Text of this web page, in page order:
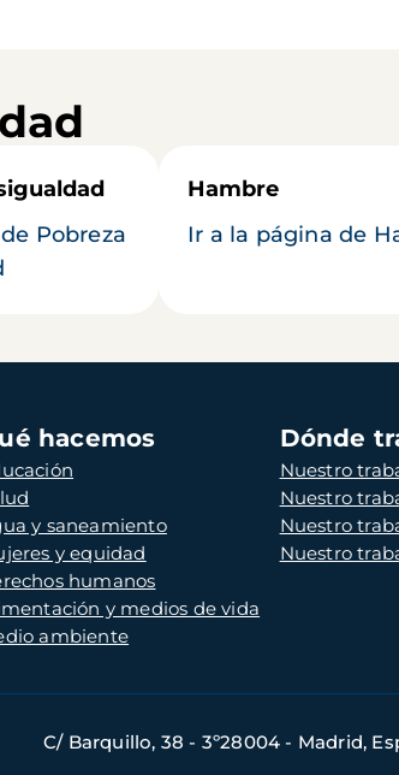
Pobreza
Hambre
Ir a la página de
hacemos
y saneamiento
y equidad
humanos
y medios de vida
ambiente
Dónde
Nuestro
Nuestro
Nuestro
Nuestro
C/ Barquillo, 38 - 3º28004 - Madrid,